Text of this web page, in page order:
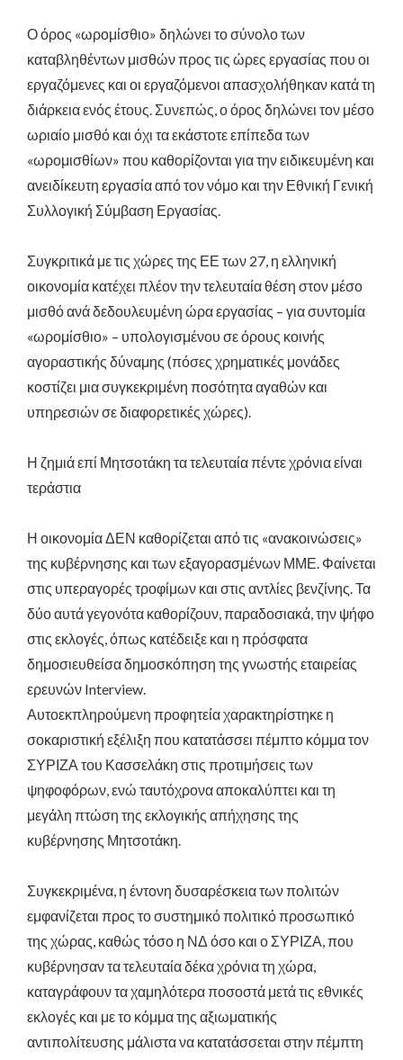
Ο όρος «ωρομίσθιο» δηλώνει το σύνολο των
καταβληθέντων μισθών προς τις ώρες εργασίας που οι
εργαζόμενες και οι εργαζόμενοι απασχολήθηκαν κατά τη
διάρκεια ενός έτους. Συνεπώς, ο όρος δηλώνει τον μέσο
ωριαίο μισθό και όχι τα εκάστοτε επίπεδα των
«ωρομισθίων» που καθορίζονται για την ειδικευμένη και
ανειδίκευτη εργασία από τον νόμο και την Εθνική Γενική
Συλλογική Σύμβαση Εργασίας.
Συγκριτικά με τις χώρες της ΕΕ των 27, η ελληνική
οικονομία κατέχει πλέον την τελευταία θέση στον μέσο
μισθό ανά δεδουλευμένη ώρα εργασίας – για συντομία
«ωρομίσθιο» – υπολογισμένου σε όρους κοινής
αγοραστικής δύναμης (πόσες χρηματικές μονάδες
κοστίζει μια συγκεκριμένη ποσότητα αγαθών και
υπηρεσιών σε διαφορετικές χώρες).
Η ζημιά επί Μητσοτάκη τα τελευταία πέντε χρόνια είναι
τεράστια
Η οικονομία ΔΕΝ καθορίζεται από τις «ανακοινώσεις»
της κυβέρνησης και των εξαγορασμένων ΜΜΕ. Φαίνεται
στις υπεραγορές τροφίμων και στις αντλίες βενζίνης. Τα
δύο αυτά γεγονότα καθορίζουν, παραδοσιακά, την ψήφο
στις εκλογές, όπως κατέδειξε και η πρόσφατα
δημοσιευθείσα δημοσκόπηση της γνωστής εταιρείας
ερευνών Interview.
Αυτοεκπληρούμενη προφητεία χαρακτηρίστηκε η
σοκαριστική εξέλιξη που κατατάσσει πέμπτο κόμμα τον
ΣΥΡΙΖΑ του Κασσελάκη στις προτιμήσεις των
ψηφοφόρων, ενώ ταυτόχρονα αποκαλύπτει και τη
μεγάλη πτώση της εκλογικής απήχησης της
κυβέρνησης Μητσοτάκη.
Συγκεκριμένα, η έντονη δυσαρέσκεια των πολιτών
εμφανίζεται προς το συστημικό πολιτικό προσωπικό
της χώρας, καθώς τόσο η ΝΔ όσο και ο ΣΥΡΙΖΑ, που
κυβέρνησαν τα τελευταία δέκα χρόνια τη χώρα,
καταγράφουν τα χαμηλότερα ποσοστά μετά τις εθνικές
εκλογές και με το κόμμα της αξιωματικής
αντιπολίτευσης μάλιστα να κατατάσσεται στην πέμπτη